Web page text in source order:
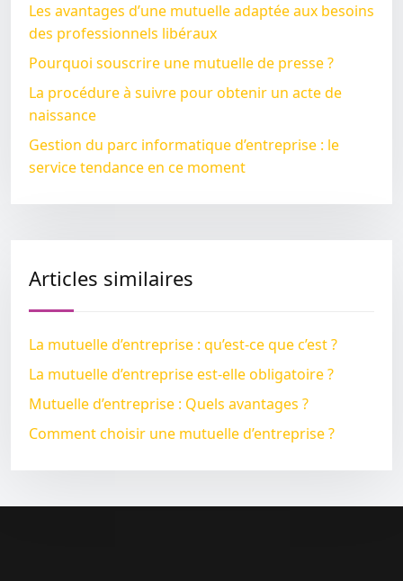
Les avantages d’une mutuelle adaptée aux besoins
des professionnels libéraux
Pourquoi souscrire une mutuelle de presse ?
La procédure à suivre pour obtenir un acte de
naissance
Gestion du parc informatique d’entreprise : le
service tendance en ce moment
Articles similaires
La mutuelle d’entreprise : qu’est-ce que c’est ?
La mutuelle d’entreprise est-elle obligatoire ?
Mutuelle d’entreprise : Quels avantages ?
Comment choisir une mutuelle d’entreprise ?